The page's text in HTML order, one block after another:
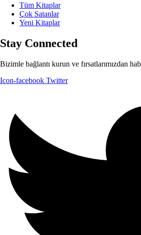
Tüm Kitaplar
Çok Satanlar
Yeni Kitaplar
Stay Connected
Bizimle bağlantı kurun ve fırsatlarımızdan
Icon-facebook Twitter